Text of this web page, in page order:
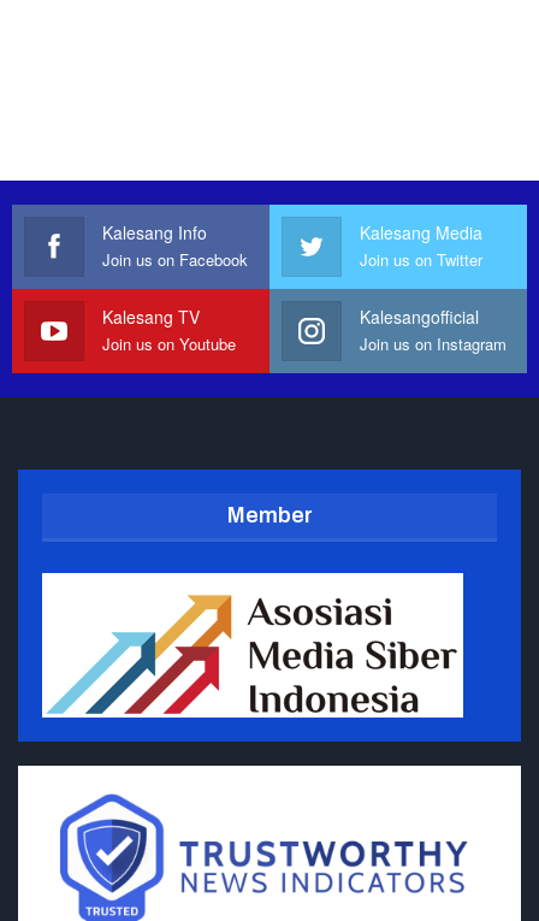
Kalesang Info
Join us on Facebook
Kalesang Media
Join us on Twitter
Kalesang TV
Join us on Youtube
Kalesangofficial
Join us on Instagram
Member